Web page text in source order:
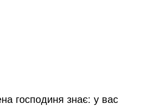
господиня знає: у вас